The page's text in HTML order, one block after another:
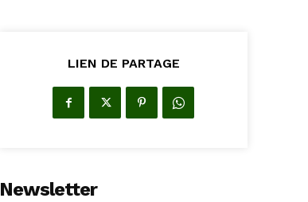
LIEN DE PARTAGE
Newsletter